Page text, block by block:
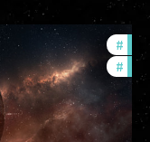
#
#